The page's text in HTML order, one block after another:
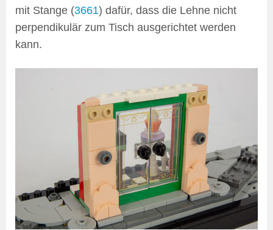
mit Stange (3661) dafür, dass die Lehne nicht
perpendikulär zum Tisch ausgerichtet werden
kann.